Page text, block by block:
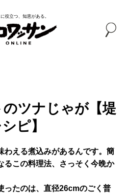
役立つ、知恵がある。
のツナじゃが【堤
ピ】
わえる煮込みがあるんです。簡
るこの料理法、さっそく今晩か
ったのは、直径26cmのごく普